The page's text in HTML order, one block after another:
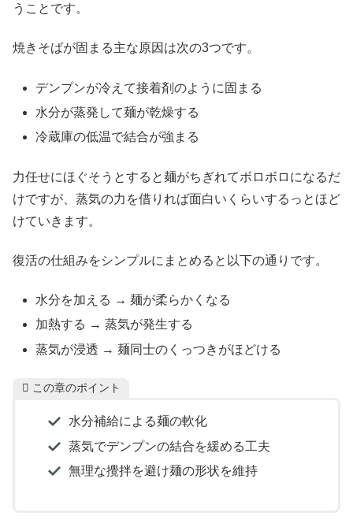
うことです。
焼きそばが固まる主な原因は次の3つです。
デンプンが冷えて接着剤のように固まる
水分が蒸発して麺が乾燥する
冷蔵庫の低温で結合が強まる
力任せにほぐそうとすると麺がちぎれてボロボロになるだ
けですが、蒸気の力を借りれば面白いくらいするっとほど
けていきます。
復活の仕組みをシンプルにまとめると以下の通りです。
水分を加える → 麺が柔らかくなる
加熱する → 蒸気が発生する
蒸気が浸透 → 麺同士のくっつきがほどける
この章のポイント
水分補給による麺の軟化
蒸気でデンプンの結合を緩める工夫
無理な攪拌を避け麺の形状を維持